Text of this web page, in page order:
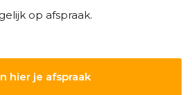
op afspraak.
hier je afspraak